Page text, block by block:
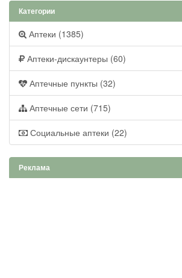
Категории
Аптеки (1385)
Аптеки-дискаунтеры (60)
Аптечные пункты (32)
Аптечные сети (715)
Социальные аптеки (22)
Реклама